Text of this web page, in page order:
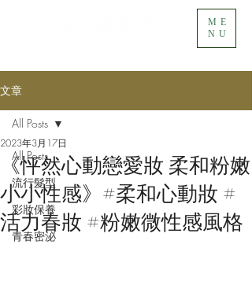
ME
NU
文章
All Posts
流行髮型
彩妝保養
青春密泌
All Posts
《怦然心動戀愛妝 柔和粉嫩
小小性感》#柔和心動妝 #
活力春妝 #粉嫩微性感風格
2023年3月17日